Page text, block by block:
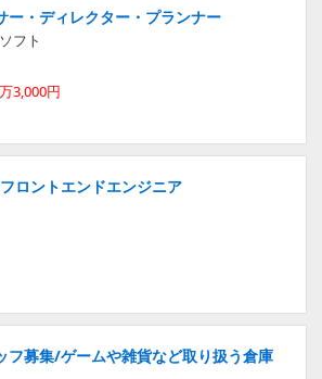
ー・ディレクター・プランナー
フト
3,000円
ロントエンドエンジニア
フ募集/ゲームや雑貨など取り扱う倉庫